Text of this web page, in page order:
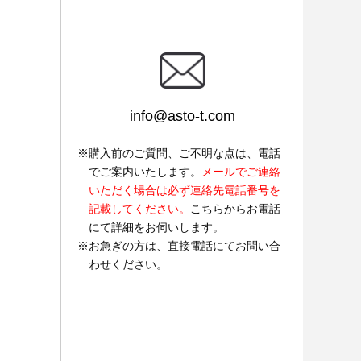
info@asto-t.com
購入前のご質問、ご不明な点は、電話
でご案内いたします。
メールでご連絡
いただく場合は必ず連絡先電話番号を
記載してください。
こちらからお電話
にて詳細をお伺いします。
お急ぎの方は、直接電話にてお問い合
わせください。